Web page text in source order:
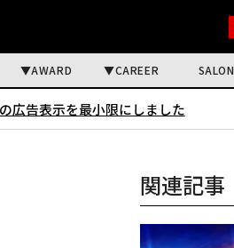
AWARD CAREER SALON
広告表示を最小限にしました
関連記事